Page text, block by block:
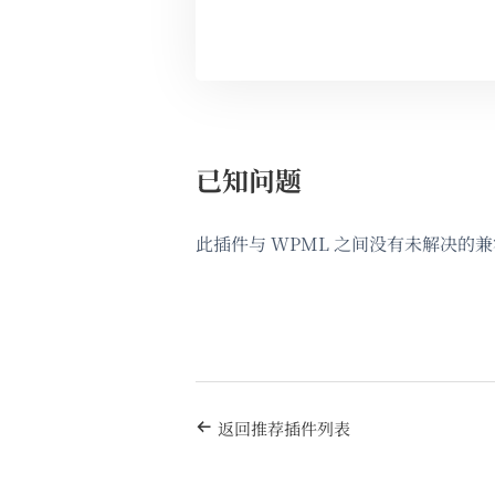
已知问题
此插件与 WPML 之间没有未解决的
返回推荐插件列表